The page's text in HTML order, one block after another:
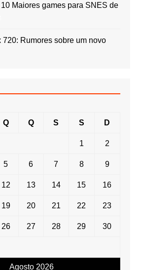
Maiores games para SNES de
720: Rumores sobre um novo
Agosto 2026
Q Q S S D
1 2
5 6 7 8 9
12 13 14 15 16
19 20 21 22 23
26 27 28 29 30